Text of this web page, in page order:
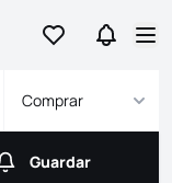
Ir para osIr para
Comprar
Guardar
Guardar